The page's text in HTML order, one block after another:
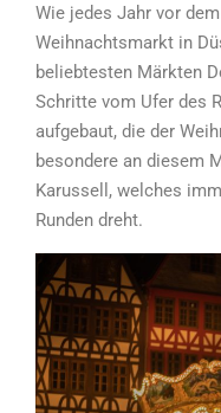
Wie jedes Jahr vor
Weihnachtsmarkt in
beliebtesten Märkten
Schritte vom Ufer des
aufgebaut, die der
besondere an diesem
Karussell, welches
Runden dreht.